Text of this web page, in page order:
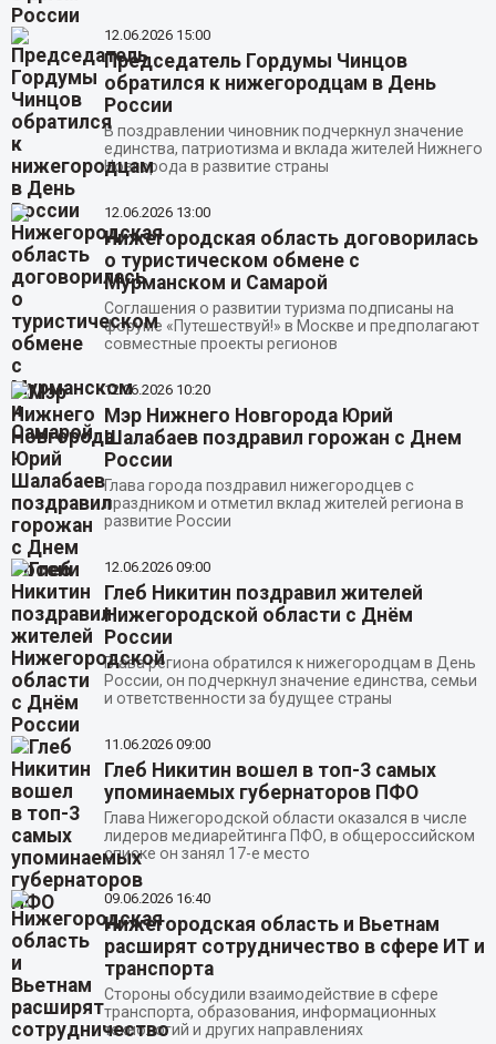
12.06.2026 15:00
Председатель Гордумы Чинцов
обратился к нижегородцам в День
России
В поздравлении чиновник подчеркнул значение
единства, патриотизма и вклада жителей Нижнего
Новгорода в развитие страны
12.06.2026 13:00
Нижегородская область договорилась
о туристическом обмене с
Мурманском и Самарой
Соглашения о развитии туризма подписаны на
форуме «Путешествуй!» в Москве и предполагают
совместные проекты регионов
12.06.2026 10:20
Мэр Нижнего Новгорода Юрий
Шалабаев поздравил горожан с Днем
России
Глава города поздравил нижегородцев с
праздником и отметил вклад жителей региона в
развитие России
12.06.2026 09:00
Глеб Никитин поздравил жителей
Нижегородской области с Днём
России
Глава региона обратился к нижегородцам в День
России, он подчеркнул значение единства, семьи
и ответственности за будущее страны
11.06.2026 09:00
Глеб Никитин вошел в топ-3 самых
упоминаемых губернаторов ПФО
Глава Нижегородской области оказался в числе
лидеров медиарейтинга ПФО, в общероссийском
списке он занял 17-е место
09.06.2026 16:40
Нижегородская область и Вьетнам
расширят сотрудничество в сфере ИТ и
транспорта
Стороны обсудили взаимодействие в сфере
транспорта, образования, информационных
технологий и других направлениях